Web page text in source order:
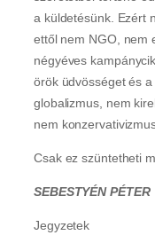
a küldetésünk. Ezért
ettől nem NGO, nem
négyéves
örök üdvösséget és
globalizmus, nem
nem
Csak ez szüntetheti
SEBESTYÉN PÉTER
Jegyzetek